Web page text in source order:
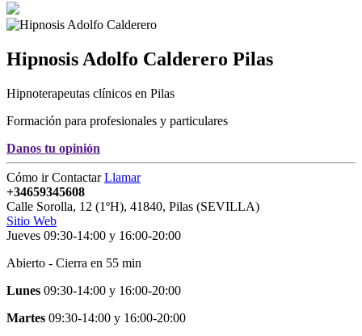
Hipnosis Adolfo Calderero Pilas
Hipnoterapeutas clínicos en Pilas
Formación para profesionales y particulares
Danos tu opinión
Cómo irContactarLlamar
+34659345608
Calle Sorolla, 12 (1ºH), 41840, Pilas (SEVILLA)
Sitio Web
Jueves 09:30-14:00 y 16:00-20:00
Abierto - Cierra en 55 min
Lunes 09:30-14:00 y 16:00-20:00
Martes 09:30-14:00 y 16:00-20:00